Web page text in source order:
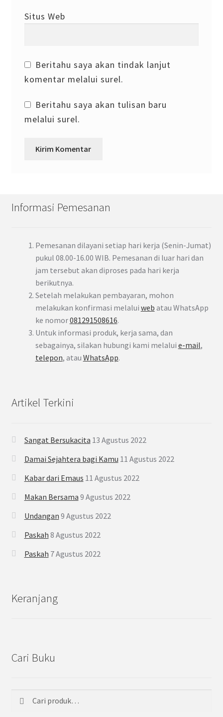
Situs Web
Beritahu saya akan tindak lanjut
komentar melalui surel.
Beritahu saya akan tulisan baru
melalui surel.
Informasi Pemesanan
Pemesanan dilayani setiap hari kerja (Senin-Jumat)
pukul 08.00-16.00 WIB. Pemesanan di luar hari dan
jam tersebut akan diproses pada hari kerja
berikutnya.
Setelah melakukan pembayaran, mohon
melakukan konfirmasi melalui web atau WhatsApp
ke nomor081291508616.
Untuk informasi produk, kerja sama, dan
sebagainya, silakan hubungi kami melalui e-mail,
telepon, atau WhatsApp.
Artikel Terkini
Sangat Bersukacita 13 Agustus 2022
Damai Sejahtera bagi Kamu 11 Agustus 2022
Kabar dari Emaus 11 Agustus 2022
Makan Bersama 9 Agustus 2022
Undangan 9 Agustus 2022
Paskah 8 Agustus 2022
Paskah 7 Agustus 2022
Keranjang
Cari Buku
Pencarian